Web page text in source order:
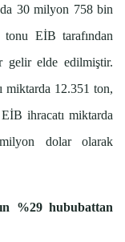
30 milyon 758 bin
EİB tarafından
gelir elde edilmiştir.
miktarda 12.351 ton,
ihracatı miktarda
dolar olarak
%29 hububattan